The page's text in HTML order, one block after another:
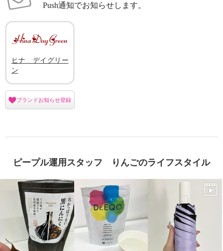
Push通知でお知らせします。
ヒナ デイグリー
ン
ブランドお知らせ登録
ピープル運用スタッフ りんごのライフスタイル